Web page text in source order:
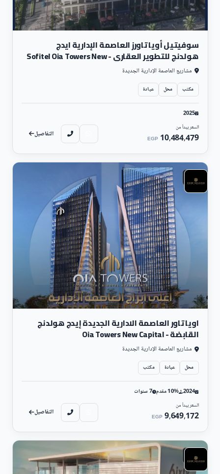
سوفيتيل أويا تاورز العاصمة الإدارية ايدج
هولدنج للتطوير العقاري - Sofitel Oia Towers New
Capital
مشاريع العاصمة الإدارية الجديدة
مكتب محل عيادة
2025
السعر يبدأ من
10,484,479
EGP التفاصيل
تجارى
اويا تاور العاصمة الادارية الجديدة إيدج هولدنج
القابضة - Oia Towers New Capital
مشاريع العاصمة الإدارية الجديدة
محل عيادة مكتب
2024 10% مقدم 7 سنوات
السعر يبدأ من
9,649,172
EGP التفاصيل
تجارى